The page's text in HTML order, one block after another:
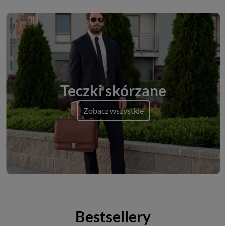
Teczki skórzane
Zobacz wszystkie
Bestsellery